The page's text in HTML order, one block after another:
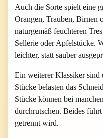
Auch die Sorte spielt eine
Orangen, Trauben, Birnen
naturgemäß feuchteren
Sellerie oder Apfelstücke.
leichter, statt sauber
Ein weiterer Klassiker sind
Stücke belasten das
Stücke können bei
durchrutschen. Beides
getrennt wird.